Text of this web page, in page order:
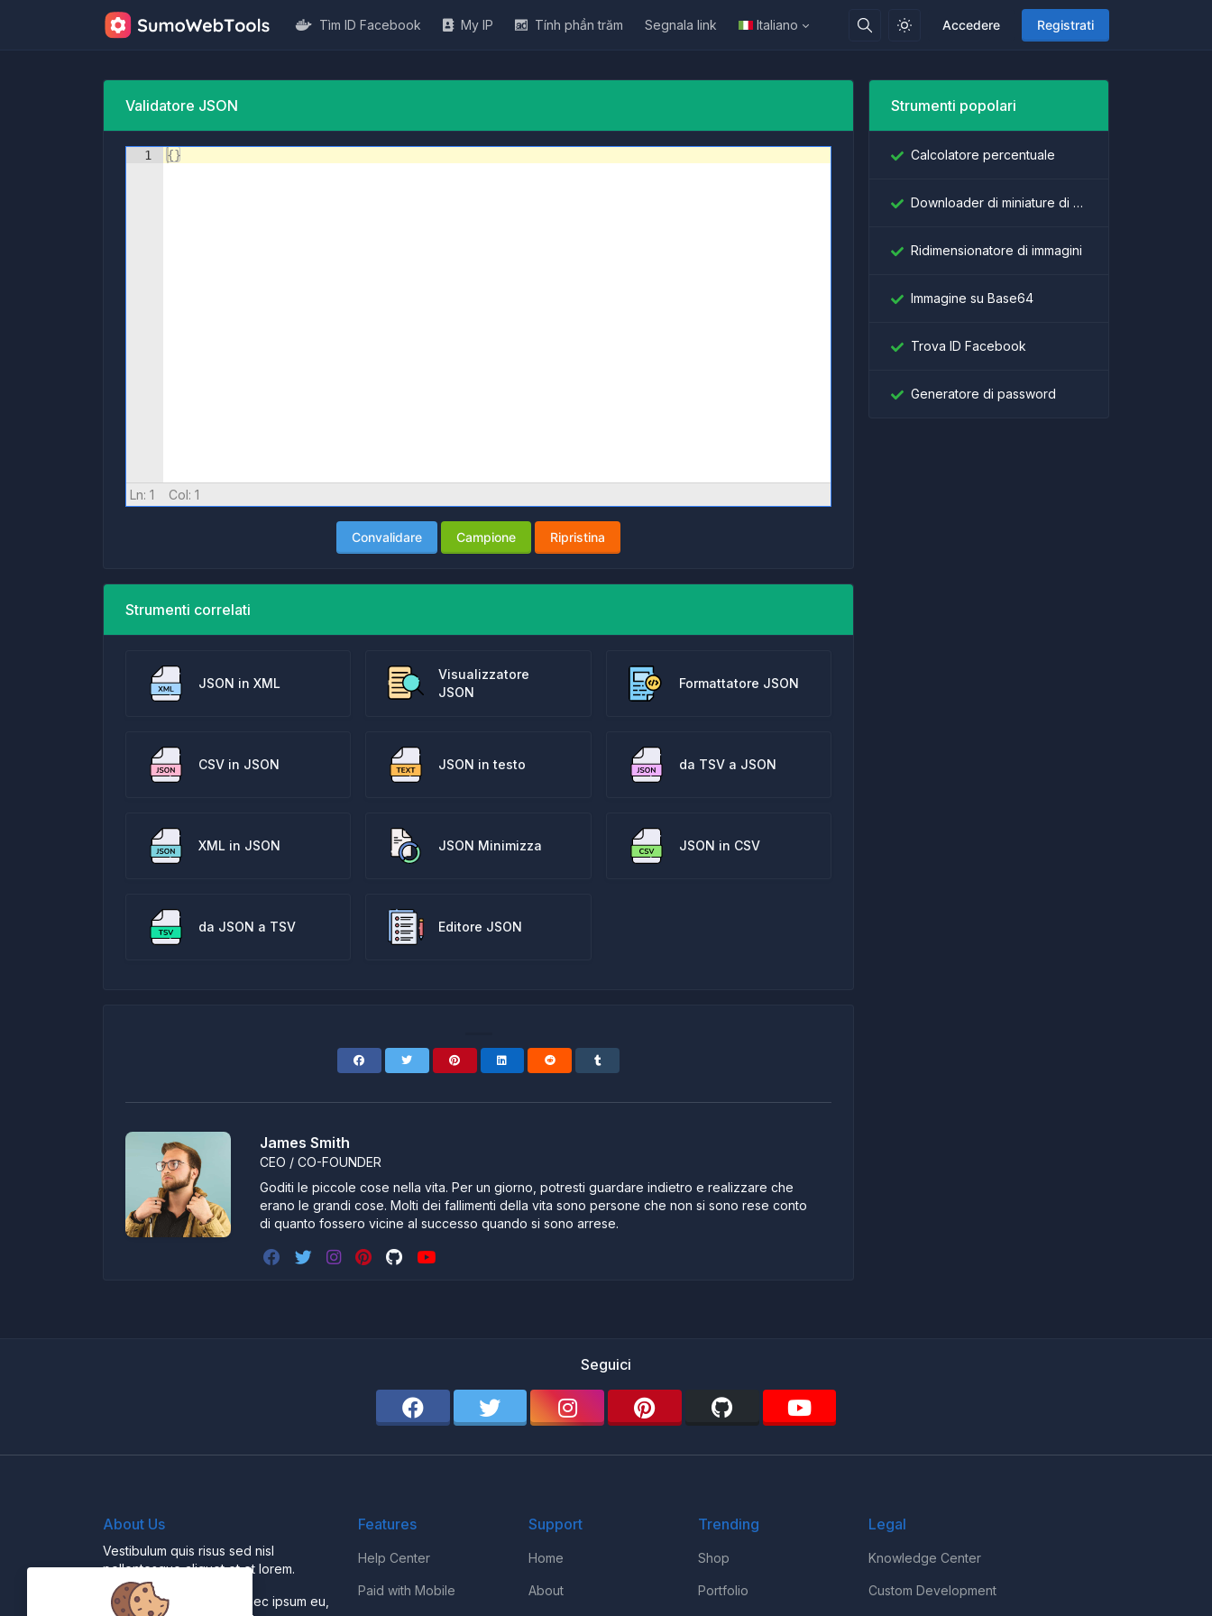
Accedere Registrati
Tìm ID Facebook My IP Tính phần trăm Segnala link Italiano
Validatore JSON
1 {}
Ln: 1 Col: 1
Convalidare Campione Ripristina
Strumenti correlati
JSON in XML
Visualizzatore
JSON
Formattatore JSON
CSV in JSON JSON in testo da TSV a JSON
XML in JSON JSON Minimizza JSON in CSV
da JSON a TSV Editore JSON
James Smith
CEO / CO-FOUNDER
Goditi le piccole cose nella vita. Per un giorno, potresti guardare indietro e realizzare che
erano le grandi cose. Molti dei fallimenti della vita sono persone che non si sono rese conto
di quanto fossero vicine al successo quando si sono arrese.
Strumenti popolari
Calcolatore percentuale
Downloader di miniature di YouTube
Ridimensionatore di immagini
Immagine su Base64
Trova ID Facebook
Generatore di password
Seguici
About Us
Vestibulum quis risus sed nisl
pellentesque aliquet et et lorem.
Fusce nibh nisl, gravida nec ipsum eu,
Features
Help Center
Paid with Mobile
Support
Home
About
Trending
Shop
Portfolio
Legal
Knowledge Center
Custom Development